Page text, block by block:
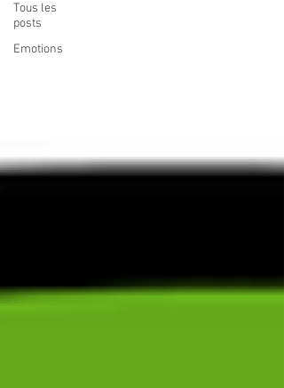
Tous les
posts
Emotions